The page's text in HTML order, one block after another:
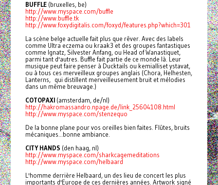
BUFFLE(bruxelles, be)
http://www.myspace.com/buffle
http://www.buffle.tk
http://www.foxydigitalis.com/foxyd/features.php?which=301
La scène belge actuelle fait plus que rêver. Avec des labels
comme Ultra eczema ou kraak3 et des groupes fantastiques
comme Ignatz, Silvester Anfang, ou Head of Wanastiquet,
parmi tant d'autres. Buffle fait partie de ce monde là. Leur
musique peut faire penser à Ducktails ou kemialliset ystavat,
ou à tous ces merveilleux groupes anglais (Chora, Helhesten,
Lanterns, qui distillent merveilleusement bruit et mélodies
dans un même breuvage.)
COTOPAXI(amsterdam, de/nl)
http://hakromassandro.npage. de/link_25604108.html
http://www.myspace.com/stenzequo
De la bonne plane pour vos oreilles bien faites. Flûtes, bruits
mécaniques...bonne ambiance.
CITY HANDS (den haag, nl)
http://www.myspace.com/sharkcagemeditations
http://www.myspace.com/helbaard
L'homme derrière Helbaard, un des lieu de concert les plus
importants d'Europe de ces dernières années. Artwork signé